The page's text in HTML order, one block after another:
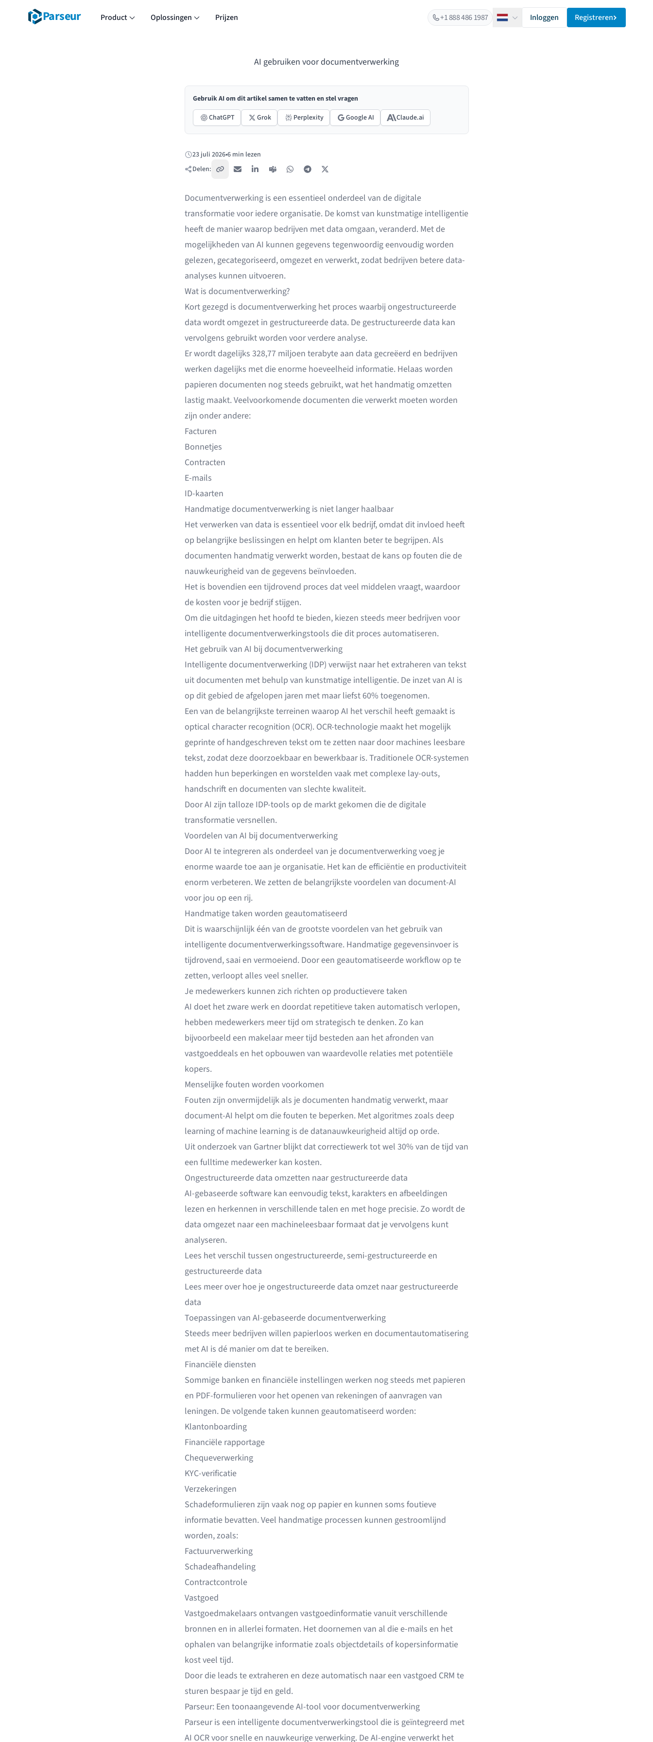
Parseur Product Oplossingen Prijzen +1 888 486 1987 NederlandsInloggen Registreren
AI gebruiken voor documentverwerking
Gebruik AI om dit artikel samen te vatten en stel vragen
ChatGPT
Grok Perplexity Google AI Claude.ai
Gepubliceerd:
23 juli 2026•6 min lezen
Delen:
Kopieer link
E-mail LinkedInTeams WhatsAppTelegram
Documentverwerking is een essentieel onderdeel van de digitale
transformatie voor iedere organisatie. De komst van kunstmatige intelligentie
heeft de manier waarop bedrijven met data omgaan, veranderd. Met de
mogelijkheden van AI kunnen gegevens tegenwoordig eenvoudig worden
gelezen, gecategoriseerd, omgezet en verwerkt, zodat bedrijven betere data-
analyses kunnen uitvoeren.
Wat is documentverwerking?
Kort gezegd is documentverwerking het proces waarbij ongestructureerde
data wordt omgezet in gestructureerde data. De gestructureerde data kan
vervolgens gebruikt worden voor verdere analyse.
Er wordt dagelijks 328,77 miljoen terabyteaan data gecreëerd en bedrijven
werken dagelijks met die enorme hoeveelheid informatie. Helaas worden
papieren documenten nog steeds gebruikt, wat het handmatig omzetten
lastig maakt. Veelvoorkomende documenten die verwerkt moeten worden
zijn onder andere:
Facturen
Bonnetjes
Contracten
E-mails
ID-kaarten
Handmatige documentverwerking is niet langer haalbaar
Het verwerken van data is essentieel voor elk bedrijf, omdat dit invloed heeft
op belangrijke beslissingen en helpt om klanten beter te begrijpen. Als
documenten handmatig verwerkt worden, bestaat de kans op fouten die de
nauwkeurigheid van de gegevens beïnvloeden.
Het is bovendien een tijdrovend proces dat veel middelen vraagt, waardoor
de kosten voor je bedrijf stijgen.
Om die uitdagingen het hoofd te bieden, kiezen steeds meer bedrijven voor
intelligente documentverwerkingstools die dit proces automatiseren.
Het gebruik van AI bij documentverwerking
Intelligente documentverwerking (IDP) verwijst naar het extraheren van tekst
uit documenten met behulp van kunstmatige intelligentie. De inzet van AI is
op dit gebied de afgelopen jaren met maar liefst 60% toegenomen.
Een van de belangrijkste terreinen waarop AI het verschil heeft gemaakt is
optical character recognition (OCR). OCR-technologie maakt het mogelijk
geprinte of handgeschreven tekst om te zetten naar door machines leesbare
tekst, zodat deze doorzoekbaar en bewerkbaar is. Traditionele OCR-systemen
hadden hun beperkingen en worstelden vaak met complexe lay-outs,
handschrift en documenten van slechte kwaliteit.
Door AI zijn talloze IDP-tools op de markt gekomen die de digitale
transformatie versnellen.
Voordelen van AI bij documentverwerking
Door AI te integreren als onderdeel van je documentverwerking voeg je
enorme waarde toe aan je organisatie. Het kan de efficiëntie en productiviteit
enorm verbeteren. We zetten de belangrijkste voordelen van document-AI
voor jou op een rij.
Handmatige taken worden geautomatiseerd
Dit is waarschijnlijk één van de grootste voordelen van het gebruik van
intelligente documentverwerkingssoftware. Handmatige gegevensinvoeris
tijdrovend, saai en vermoeiend. Door een geautomatiseerde workflow op te
zetten, verloopt alles veel sneller.
Je medewerkers kunnen zich richten op productievere taken
AI doet het zware werk en doordat repetitieve taken automatisch verlopen,
hebben medewerkers meer tijd om strategisch te denken. Zo kan
bijvoorbeeld een makelaar meer tijd besteden aan het afronden van
vastgoeddeals en het opbouwen van waardevolle relaties met potentiële
kopers.
Menselijke fouten worden voorkomen
Fouten zijn onvermijdelijk als je documenten handmatig verwerkt, maar
document-AI helpt om die fouten te beperken. Met algoritmes zoals deep
learning of machine learning is de datanauwkeurigheid altijd op orde.
Uit onderzoek van Gartner blijkt dat correctiewerk tot wel 30% van de tijd van
een fulltime medewerkerkan kosten.
Ongestructureerde data omzetten naar gestructureerde data
AI-gebaseerde software kan eenvoudig tekst, karakters en afbeeldingen
lezen en herkennen in verschillende talen en met hoge precisie. Zo wordt de
data omgezet naar een machineleesbaar formaat dat je vervolgens kunt
analyseren.
Lees het verschil tussen ongestructureerde, semi-gestructureerde en
gestructureerde data
Lees meer overhoe je ongestructureerde data omzet naar gestructureerde
data
Toepassingen van AI-gebaseerde documentverwerking
Steeds meer bedrijven willen papierloos werken en documentautomatisering
met AI is dé manier om dat te bereiken.
Financiële diensten
Sommige banken en financiële instellingen werken nog steeds met papieren
en PDF-formulieren voor het openen van rekeningen of aanvragen van
leningen. De volgende taken kunnen geautomatiseerd worden:
Klantonboarding
Financiële rapportage
Chequeverwerking
KYC-verificatie
Verzekeringen
Schadeformulieren zijn vaak nog op papier en kunnen soms foutieve
informatie bevatten. Veel handmatige processen kunnen gestroomlijnd
worden, zoals:
Factuurverwerking
Schadeafhandeling
Contractcontrole
Vastgoed
Vastgoedmakelaars ontvangen vastgoedinformatievanuit verschillende
bronnen en in allerlei formaten. Het doornemen van al die e-mails en het
ophalen van belangrijke informatie zoals objectdetails of kopersinformatie
kost veel tijd.
Door die leads te extraheren en deze automatisch naar een vastgoed CRM te
sturen bespaar je tijd en geld.
Parseur: Een toonaangevende AI-tool voor documentverwerking
Parseuris een intelligente documentverwerkingstool die is geïntegreerd met
AI OCRvoor snelle en nauwkeurige verwerking. De AI-engine verwerkt het